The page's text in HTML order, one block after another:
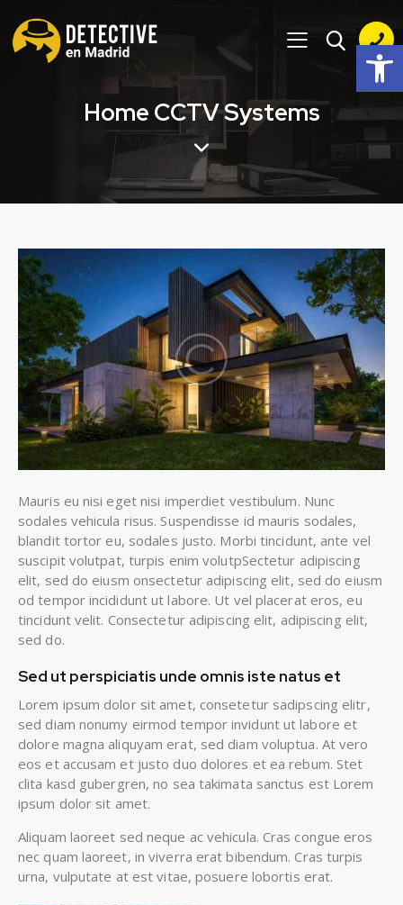
Home CCTV Systems
Mauris eu nisi eget nisi imperdiet vestibulum. Nunc
sodales vehicula risus. Suspendisse id mauris sodales,
blandit tortor eu, sodales justo. Morbi tincidunt, ante vel
suscipit volutpat, turpis enim volutpSectetur adipiscing
elit, sed do eiusm onsectetur adipiscing elit, sed do eiusm
od tempor incididunt ut labore. Ut vel placerat eros, eu
tincidunt velit. Consectetur adipiscing elit, adipiscing elit,
sed do.
Sed ut perspiciatis unde omnis iste natus et
Lorem ipsum dolor sit amet, consetetur sadipscing elitr,
sed diam nonumy eirmod tempor invidunt ut labore et
dolore magna aliquyam erat, sed diam voluptua. At vero
eos et accusam et justo duo dolores et ea rebum. Stet
clita kasd gubergren, no sea takimata sanctus est Lorem
ipsum dolor sit amet.
Aliquam laoreet sed neque ac vehicula. Cras congue eros
nec quam laoreet, in viverra erat bibendum. Cras turpis
urna, vulputate at est vitae, posuere lobortis erat.
Abrir barra de herramientas